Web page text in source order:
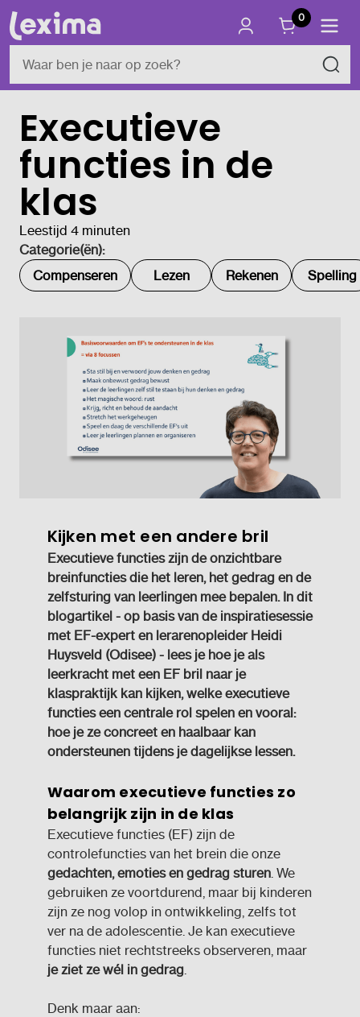
0
Executieve
functies in de
klas
Leestijd 4 minuten
Categorie(ën):
Compenseren
Lezen Rekenen Spelling
Kijken met een andere bril
Executieve functies zijn de onzichtbare
breinfuncties die het leren, het gedrag en de
zelfsturing van leerlingen mee bepalen. In dit
blogartikel - op basis van de inspiratiesessie
met EF-expert en lerarenopleider Heidi
Huysveld (Odisee) - lees je hoe je als
leerkracht met een EF bril naar je
klaspraktijk kan kijken, welke executieve
functies een centrale rol spelen en vooral:
hoe je ze concreet en haalbaar kan
ondersteunen tijdens je dagelijkse lessen.
Waarom executieve functies zo
belangrijk zijn in de klas
Executieve functies (EF) zijn de
controlefuncties van het brein die onze
gedachten, emoties en gedrag sturen. We
gebruiken ze voortdurend, maar bij kinderen
zijn ze nog volop in ontwikkeling, zelfs tot
ver na de adolescentie. Je kan executieve
functies niet rechtstreeks observeren, maar
je ziet ze wél in gedrag.
Denk maar aan: